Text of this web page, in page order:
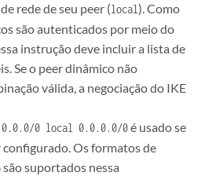
rede de seu peer (local). Como
são autenticados por meio do
instrução deve incluir a lista de
Se o peer dinâmico não
válida, a negociação do IKE
0 local 0.0.0.0/0é usado se
Os formatos de
suportados nessa